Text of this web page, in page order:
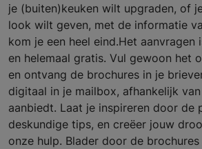
je (buiten)keuken wilt upgraden, of
look wilt geven, met de informatie
kom je een heel eind.Het aanvragen
en helemaal gratis. Vul gewoon het
en ontvang de brochures in je
digitaal in je mailbox, afhankelijk
aanbiedt. Laat je inspireren door de
deskundige tips, en creëer jouw
onze hulp. Blader door de